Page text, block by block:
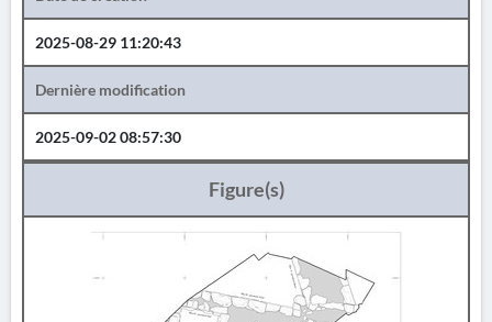
2025-08-29 11:20:43
Dernière modification
2025-09-02 08:57:30
Figure(s)